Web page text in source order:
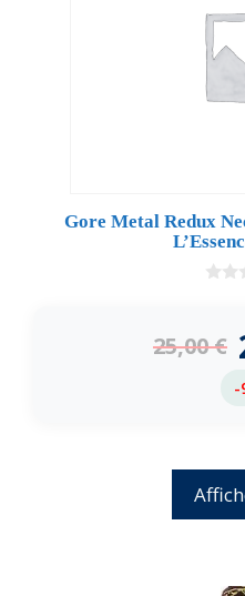
Gore Metal Redux
5
25,00€
-